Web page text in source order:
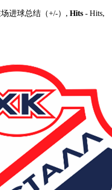
进球总结（+/-）, Hits - Hits,